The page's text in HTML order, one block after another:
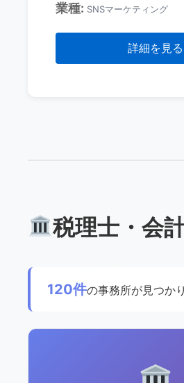
業種: SNSマーケティング
詳細を見る
税理士・会
120件の事務所が見つか